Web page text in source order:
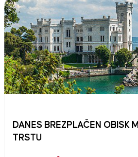
DANES BREZPLAČEN OBISK
TRSTU